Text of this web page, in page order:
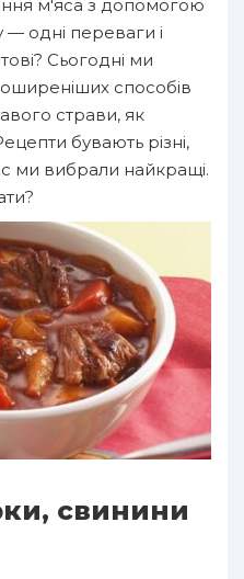
м'яса з допомогою
одні переваги і
Сьогодні ми
способів
страви, як
бувають різні,
ми вибрали найкращі.
свинини